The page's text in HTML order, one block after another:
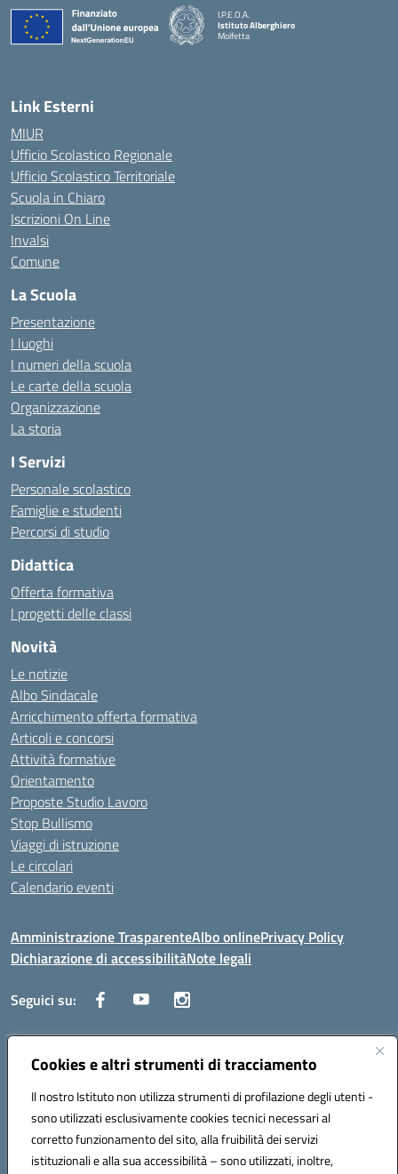
Cookies e altri strumenti di tracciamento
Il nostro Istituto non utilizza strumenti di profilazione degli utenti -
sono utilizzati esclusivamente cookies tecnici necessari al
corretto funzionamento del sito, alla fruibilità dei servizi
istituzionali e alla sua accessibilità – sono utilizzati, inoltre,
I.P.E.O.A.
Istituto Alberghiero
Molfetta
Link Esterni
MIUR
Ufficio Scolastico Regionale
Ufficio Scolastico Territoriale
Scuola in Chiaro
Iscrizioni On Line
Invalsi
Comune
La Scuola
Presentazione
I luoghi
I numeri della scuola
Le carte della scuola
Organizzazione
La storia
I Servizi
Personale scolastico
Famiglie e studenti
Percorsi di studio
Didattica
Offerta formativa
I progetti delle classi
Novità
Le notizie
Albo Sindacale
Arricchimento offerta formativa
Articoli e concorsi
Attività formative
Orientamento
Proposte Studio Lavoro
Stop Bullismo
Viaggi di istruzione
Le circolari
Calendario eventi
Amministrazione TrasparenteAlbo onlinePrivacy Policy
Dichiarazione di accessibilitàNote legali
Seguici su:
Indirizzo:Corso Fornari, 1 - 70056 Molfetta
Posta elettronica certificata (PEC):BARH04000D@pec.istruzione.it
Codice fiscale: 93249230728
Codice meccanografico: BARH04000D